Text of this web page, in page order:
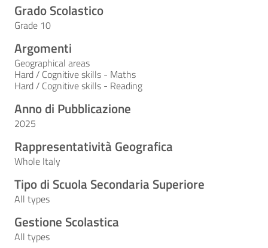
Grado Scolastico
Grade 10
Argomenti
Geographical areas
Hard / Cognitive skills - Maths
Hard / Cognitive skills - Reading
Anno di Pubblicazione
2025
Rappresentatività Geografica
Whole Italy
Tipo di Scuola Secondaria Superiore
All types
Gestione Scolastica
All types